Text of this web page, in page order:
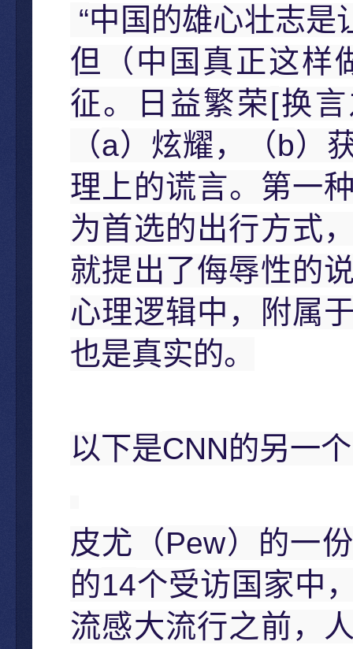
“中国的雄心壮志是
但（中国真正这样
征。日益繁荣[换
（a）炫耀，（b）
理上的谎言。第一
为首选的出行方式
就提出了侮辱性的
心理逻辑中，附属
也是真实的。
以下是CNN的另一
皮尤（Pew）的一
的14个受访国家中
流感大流行之前，